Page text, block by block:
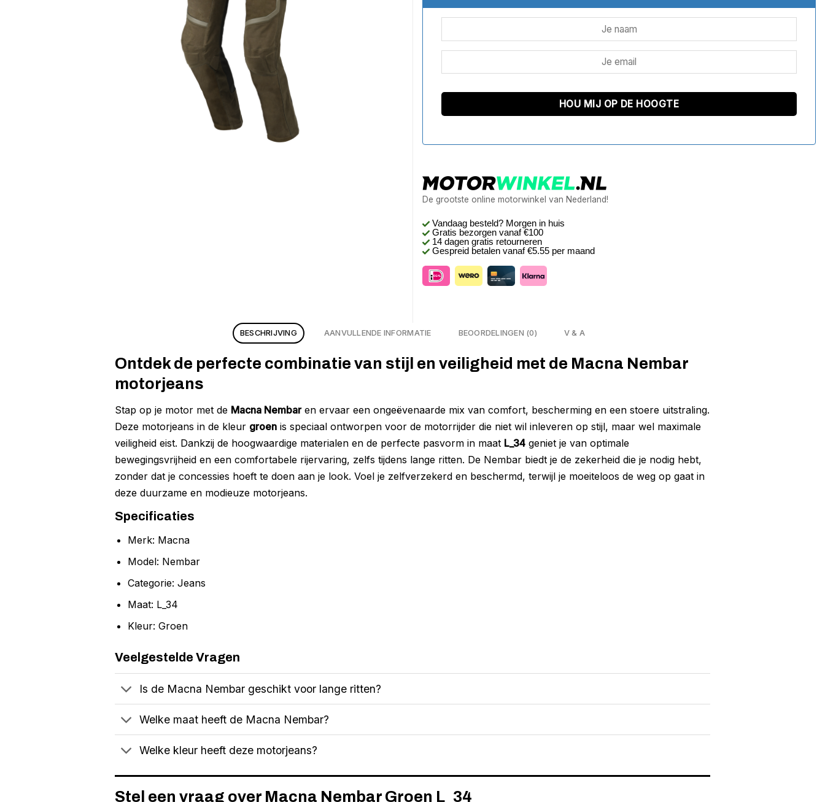
De grootste online motorwinkel van Nederland!
Vandaag besteld? Morgen in huis
Gratis bezorgen vanaf €100
14 dagen gratis retourneren
Gespreid betalen vanaf €5.55 per maand
BESCHRIJVING AANVULLENDE INFORMATIE BEOORDELINGEN (0) V & A
Ontdek de perfecte combinatie van stijl en veiligheid met de Macna Nembar
motorjeans
Stap op je motor met de Macna Nembaren ervaar een ongeëvenaarde mix van comfort, bescherming en een stoere uitstraling.
Deze motorjeans in de kleur groen is speciaal ontworpen voor de motorrijder die niet wil inleveren op stijl, maar wel maximale
veiligheid eist. Dankzij de hoogwaardige materialen en de perfecte pasvorm in maat L_34 geniet je van optimale
bewegingsvrijheid en een comfortabele rijervaring, zelfs tijdens lange ritten. De Nembar biedt je de zekerheid die je nodig hebt,
zonder dat je concessies hoeft te doen aan je look. Voel je zelfverzekerd en beschermd, terwijl je moeiteloos de weg op gaat in
deze duurzame en modieuze motorjeans.
Specificaties
Merk: Macna
Model: Nembar
Categorie: Jeans
Maat: L_34
Kleur: Groen
Veelgestelde Vragen
Is de Macna Nembar geschikt voor lange ritten?
Welke maat heeft de Macna Nembar?
Welke kleur heeft deze motorjeans?
Stel een vraag over Macna Nembar Groen L_34